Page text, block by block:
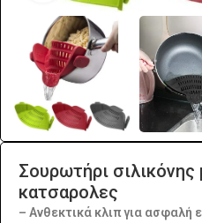
Σουρωτήρι σιλικόνης
κατσαρολες
– Ανθεκτικά κλιπ για ασφαλή